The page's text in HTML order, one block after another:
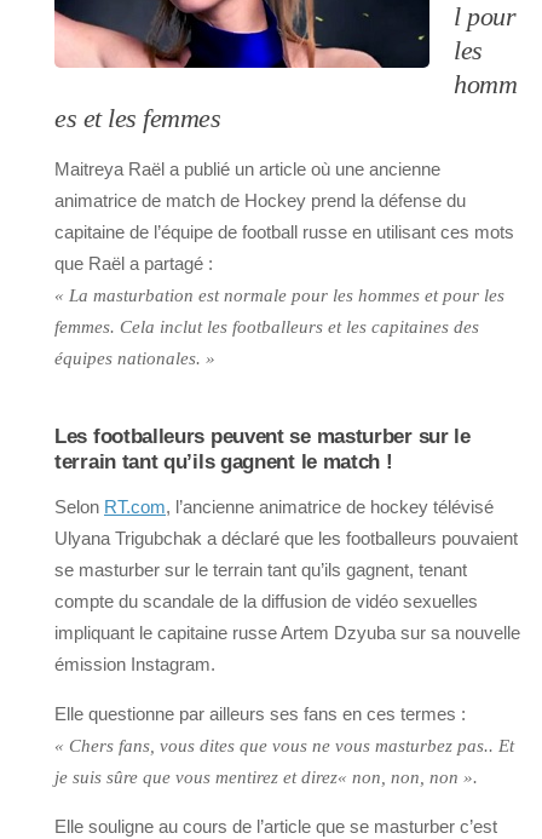
l pour
les
homm
es et les femmes
Maitreya Raël a publié un article où une ancienne
animatrice de match de Hockey prend la défense du
capitaine de l’équipe de football russe en utilisant ces mots
que Raël a partagé :
« La masturbation est normale pour les hommes et pour les
femmes. Cela inclut les footballeurs et les capitaines des
équipes nationales. »
Les footballeurs peuvent se masturber sur le
terrain tant qu’ils gagnent le match !
Selon RT.com, l’ancienne animatrice de hockey télévisé
Ulyana Trigubchak a déclaré que les footballeurs pouvaient
se masturber sur le terrain tant qu’ils gagnent, tenant
compte du scandale de la diffusion de vidéo sexuelles
impliquant le capitaine russe Artem Dzyuba sur sa nouvelle
émission Instagram.
Elle questionne par ailleurs ses fans en ces termes :
« Chers fans, vous dites que vous ne vous masturbez pas.. Et
je suis sûre que vous mentirez et direz« non, non, non ».
Elle souligne au cours de l’article que se masturber c’est